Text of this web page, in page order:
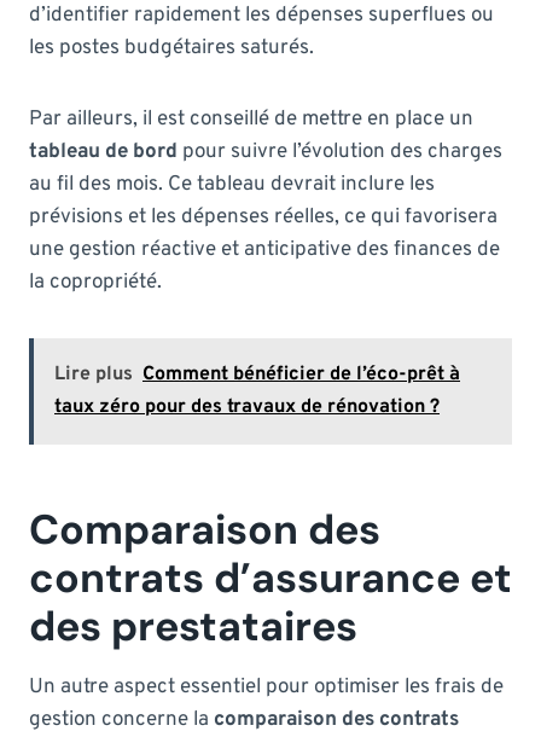
d’identifier rapidement les dépenses superflues ou
les postes budgétaires saturés.
Par ailleurs, il est conseillé de mettre en place un
tableau de bord pour suivre l’évolution des charges
au fil des mois. Ce tableau devrait inclure les
prévisions et les dépenses réelles, ce qui favorisera
une gestion réactive et anticipative des finances de
la copropriété.
Lire plus Comment bénéficier de l’éco-prêt à
taux zéro pour des travaux de rénovation ?
Comparaison des
contrats d’assurance et
des prestataires
Un autre aspect essentiel pour optimiser les frais de
gestion concerne la comparaison des contrats